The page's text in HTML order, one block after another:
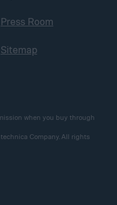
Press Room
Sitemap
when you buy through
Company. All rights